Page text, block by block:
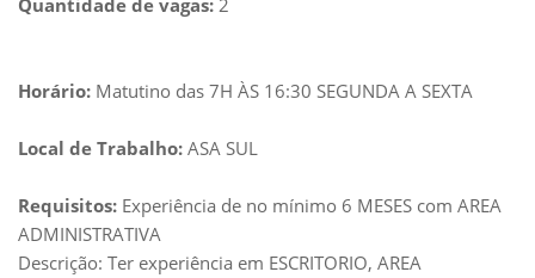
Quantidade de vagas: 2
Horário: Matutino das 7H ÀS 16:30 SEGUNDA A SEXTA
Local de Trabalho: ASA SUL
Requisitos: Experiência de no mínimo 6 MESES com AREA
ADMINISTRATIVA
Descrição: Ter experiência em ESCRITORIO, AREA